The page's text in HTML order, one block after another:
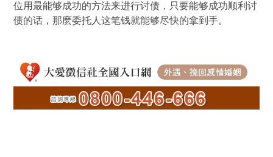
位用最能够成功的方法来进行讨债，只要能够成功顺利讨
债的话，那麽委托人这笔钱就能够尽快的拿到手。